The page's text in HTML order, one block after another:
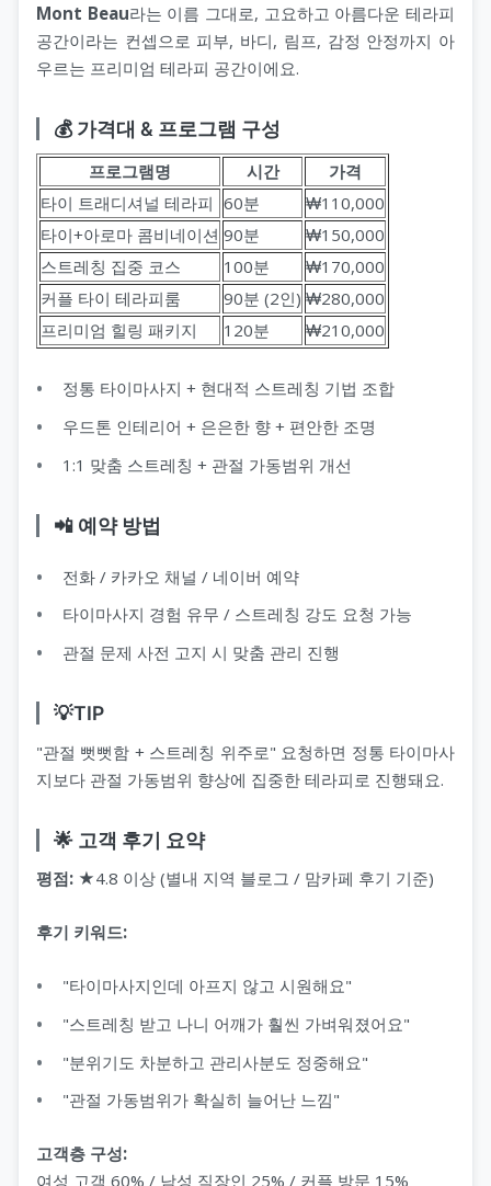
Mont Beau라는 이름 그대로, 고요하고 아름다운 테라피
공간이라는 컨셉으로 피부, 바디, 림프, 감정 안정까지 아
우르는 프리미엄 테라피 공간이에요.
💰 가격대 & 프로그램 구성
프로그램명 시간
가격
타이 트래디셔널 테라피 60분
₩110,000
타이+아로마 콤비네이션 90분
₩150,000
스트레칭 집중 코스
100분
₩170,000
커플 타이 테라피룸
90분 (2인) ₩280,000
프리미엄 힐링 패키지
120분 ₩210,000
정통 타이마사지 + 현대적 스트레칭 기법 조합
우드톤 인테리어 + 은은한 향 + 편안한 조명
1:1 맞춤 스트레칭 + 관절 가동범위 개선
📲 예약 방법
전화 / 카카오 채널 / 네이버 예약
타이마사지 경험 유무 / 스트레칭 강도 요청 가능
관절 문제 사전 고지 시 맞춤 관리 진행
💡TIP
"관절 뻣뻣함 + 스트레칭 위주로" 요청하면 정통 타이마사
지보다 관절 가동범위 향상에 집중한 테라피로 진행돼요.
🌟 고객 후기 요약
평점: ★4.8 이상 (별내 지역 블로그 / 맘카페 후기 기준)
후기 키워드:
"타이마사지인데 아프지 않고 시원해요"
"스트레칭 받고 나니 어깨가 훨씬 가벼워졌어요"
"분위기도 차분하고 관리사분도 정중해요"
"관절 가동범위가 확실히 늘어난 느낌"
고객층 구성:
여성 고객 60% / 남성 직장인 25% / 커플 방문 15%